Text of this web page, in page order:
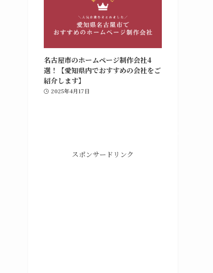
改訂新版 HTML&CSSデザインレシピ集
楽天ブックス
¥3,300（2025/06/01 21:51時点 | 楽天市場調べ）
Amazon 楽天市場
名古屋市のホームページ制作会社4
選！【愛知県内でおすすめの会社をご
紹介します】
2025年4月17日
スポンサードリンク